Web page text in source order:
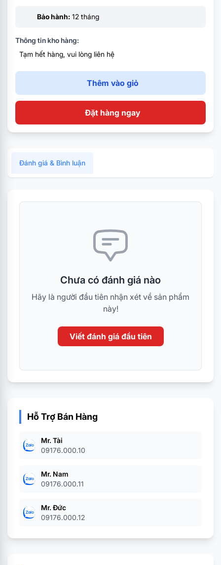
Bảo hành: 12 tháng
Thông tin kho hàng:
Tạm hết hàng, vui lòng liên hệ
Thêm vào giỏ
Đặt hàng ngay
Đánh giá & Bình luận
Chưa có đánh giá nào
Hãy là người đầu tiên nhận xét về sản phẩm
này!
Viết đánh giá đầu tiên
Hỗ Trợ Bán Hàng
Mr. Tài
09176.000.10
Mr. Nam
09176.000.11
Mr. Đức
09176.000.12